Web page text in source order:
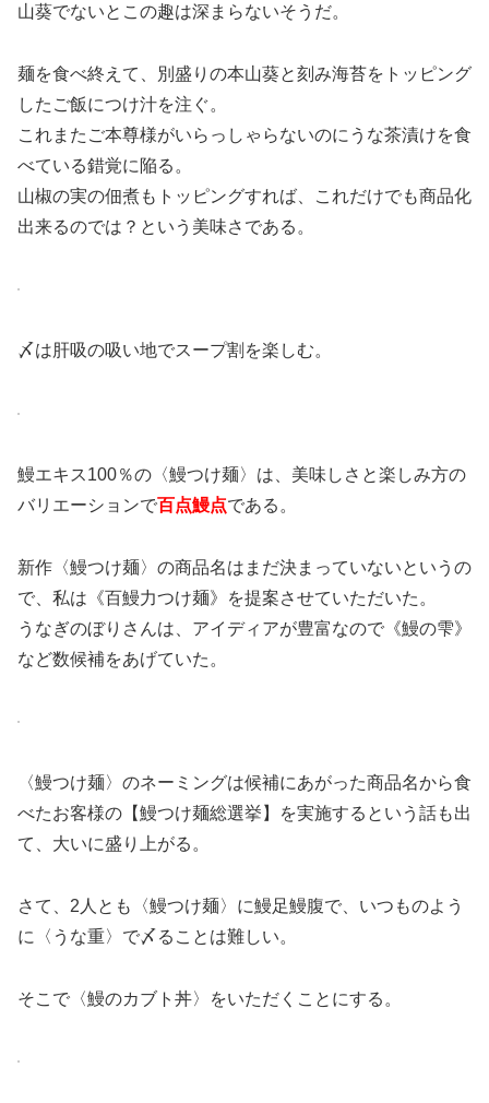
山葵でないとこの趣は深まらないそうだ。
麺を食べ終えて、別盛りの本山葵と刻み海苔をトッピング
したご飯につけ汁を注ぐ。
これまたご本尊様がいらっしゃらないのにうな茶漬けを食
べている錯覚に陥る。
山椒の実の佃煮もトッピングすれば、これだけでも商品化
出来るのでは？という美味さである。
〆は肝吸の吸い地でスープ割を楽しむ。
鰻エキス100％の〈鰻つけ麺〉は、美味しさと楽しみ方の
バリエーションで百点鰻点である。
新作〈鰻つけ麺〉の商品名はまだ決まっていないというの
で、私は《百鰻力つけ麺》を提案させていただいた。
うなぎのぼりさんは、アイディアが豊富なので《鰻の雫》
など数候補をあげていた。
〈鰻つけ麺〉のネーミングは候補にあがった商品名から食
べたお客様の【鰻つけ麺総選挙】を実施するという話も出
て、大いに盛り上がる。
さて、2人とも〈鰻つけ麺〉に鰻足鰻腹で、いつものよう
に〈うな重〉で〆ることは難しい。
そこで〈鰻のカブト丼〉をいただくことにする。